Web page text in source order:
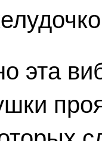
эта